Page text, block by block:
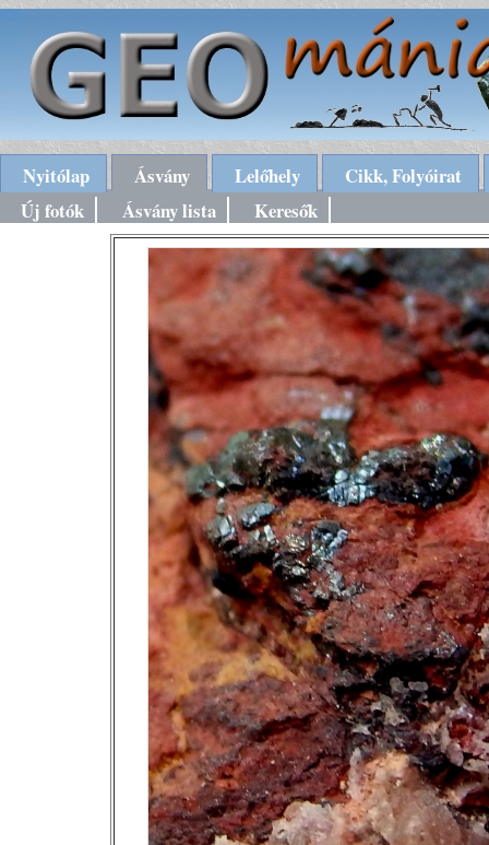
Nyitólap Ásvány Lelőhely
Cikk, Folyóirat
Új fotók
Ásvány lista Keresők